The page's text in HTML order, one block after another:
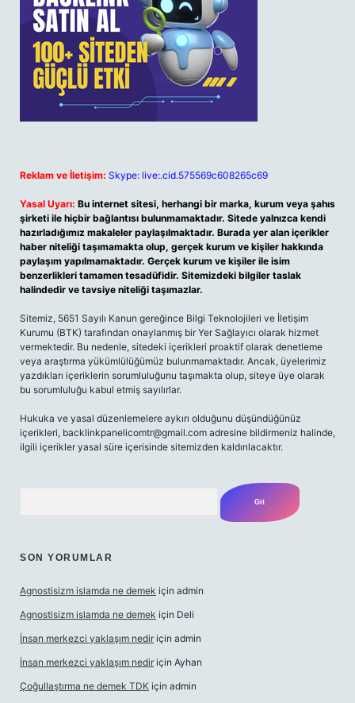
Reklam ve İletişim: Skype: live:.cid.575569c608265c69
Yasal Uyarı: Bu internet sitesi, herhangi bir marka, kurum veya şahıs
şirketi ile hiçbir bağlantısı bulunmamaktadır. Sitede yalnızca kendi
hazırladığımız makaleler paylaşılmaktadır. Burada yer alan içerikler
haber niteliği taşımamakta olup, gerçek kurum ve kişiler hakkında
paylaşım yapılmamaktadır. Gerçek kurum ve kişiler ile isim
benzerlikleri tamamen tesadüfidir. Sitemizdeki bilgiler taslak
halindedir ve tavsiye niteliği taşımazlar.
Sitemiz, 5651 Sayılı Kanun gereğince Bilgi Teknolojileri ve İletişim
Kurumu (BTK) tarafından onaylanmış bir Yer Sağlayıcı olarak hizmet
vermektedir. Bu nedenle, sitedeki içerikleri proaktif olarak denetleme
veya araştırma yükümlülüğümüz bulunmamaktadır. Ancak, üyelerimiz
yazdıkları içeriklerin sorumluluğunu taşımakta olup, siteye üye olarak
bu sorumluluğu kabul etmiş sayılırlar.
Hukuka ve yasal düzenlemelere aykırı olduğunu düşündüğünüz
içerikleri, backlinkpanelicomtr@gmail.com adresine bildirmeniz halinde,
ilgili içerikler yasal süre içerisinde sitemizden kaldırılacaktır.
SON YORUMLAR
Agnostisizm islamda ne demek için admin
Agnostisizm islamda ne demek için Deli
İnsan merkezci yaklaşım nedir için admin
İnsan merkezci yaklaşım nedir için Ayhan
Çoğullaştırma ne demek TDK için admin